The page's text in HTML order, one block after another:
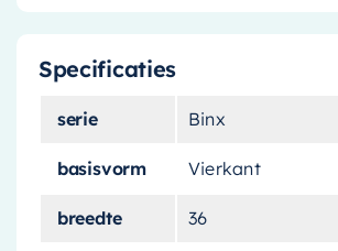
voor uw badkamer? De
is een prachtige toevoeging aan
Deze elegante waskom is
dat bekend staat om zijn strakke
Specificaties
serie Binx
basisvorm Vierkant
breedte 36